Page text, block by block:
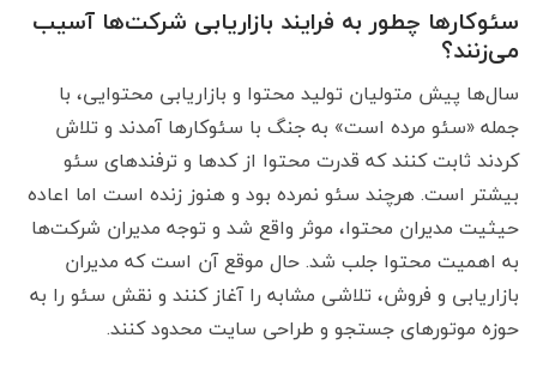
سئوکارها چطور به فرایند بازاریابی شرکت‌ها آسیب
می‌زنند؟
سال‌ها پیش متولیان تولید محتوا و بازاریابی محتوایی، با
جمله «سئو مرده است» به جنگ با سئوکارها آمدند و تلاش
کردند ثابت کنند که قدرت محتوا از کدها و ترفندهای سئو
بیشتر است. هرچند سئو نمرده بود و هنوز زنده است اما اعاده
حیثیت مدیران محتوا، موثر واقع شد و توجه مدیران شرکت‌ها
به اهمیت محتوا جلب شد. حال موقع آن است که مدیران
بازاریابی و فروش، تلاشی مشابه را آغاز کنند و نقش سئو را به
حوزه موتورهای جستجو و طراحی سایت محدود کنند.